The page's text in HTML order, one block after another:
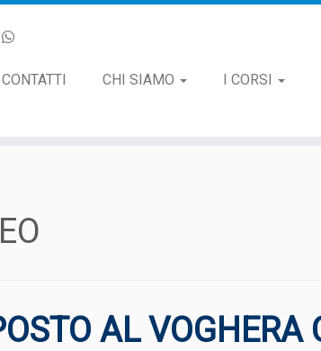
CONTATTI CHI SIAMO I CORSI
AL VOGHERA